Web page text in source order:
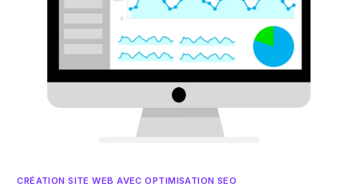
CRÉATION SITE WEB AVEC OPTIMISATION SEO